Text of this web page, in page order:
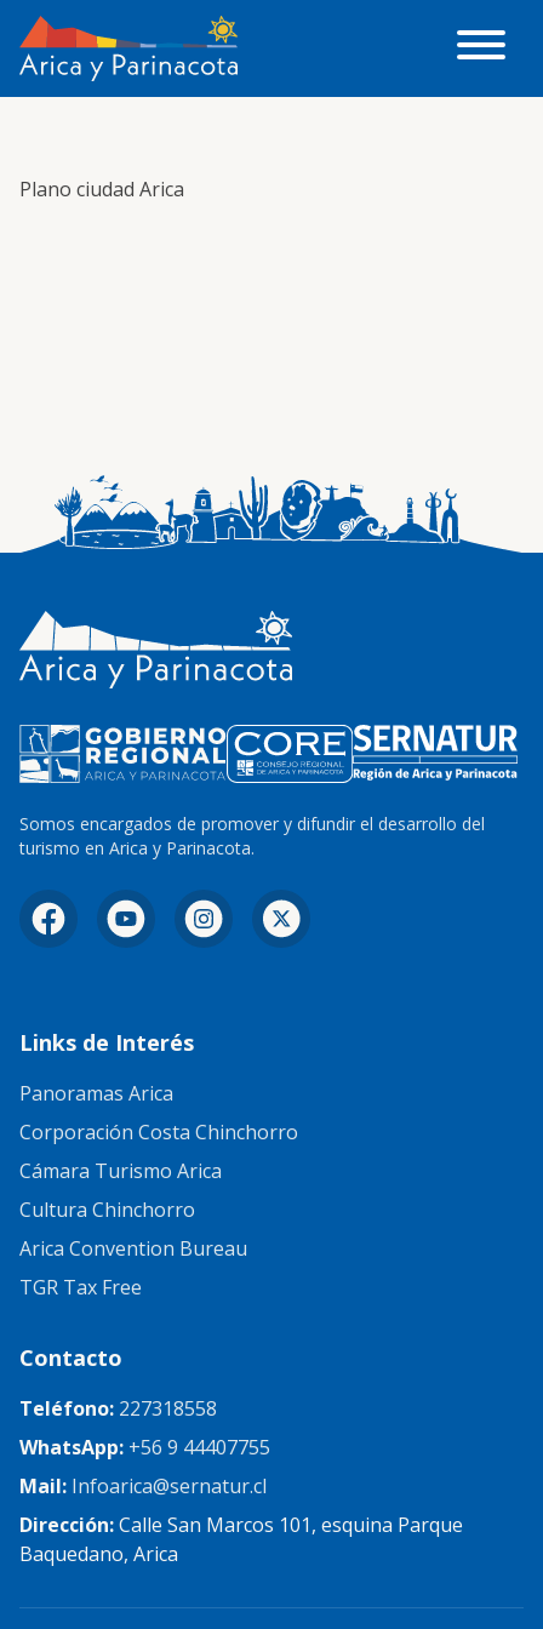
Plano ciudad Arica
Somos encargados de promover y difundir el desarrollo del
turismo en Arica y Parinacota.
FacebookYouTubeInstagram
X
Links de Interés
Panoramas Arica
Corporación Costa Chinchorro
Cámara Turismo Arica
Cultura Chinchorro
Arica Convention Bureau
TGR Tax Free
Contacto
Teléfono: 227318558
WhatsApp: +56 9 44407755
Mail: Infoarica@sernatur.cl
Dirección:Calle San Marcos 101, esquina Parque
Baquedano, Arica